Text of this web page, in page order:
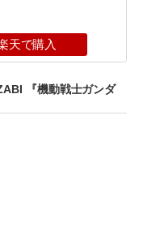
天で購入
『機動戦士ガンダ